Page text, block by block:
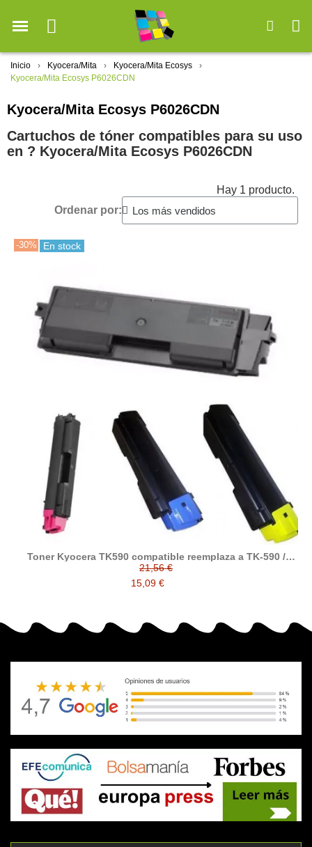
Inicio Kyocera/Mita
Kyocera/Mita Ecosys
Kyocera/Mita Ecosys P6026CDN
Kyocera/Mita Ecosys P6026CDN
Cartuchos de tóner compatibles para su uso
en ?️ Kyocera/Mita Ecosys P6026CDN
Hay 1 producto.
Ordenar por:
-30% En stock
Toner Kyocera TK590 compatible reemplaza a TK-590 /
1T02KV0NL0 / 1T02KVCNL0 / 1T02KVBNL0 / 1T02KVANL0
21,56 €
15,09 €